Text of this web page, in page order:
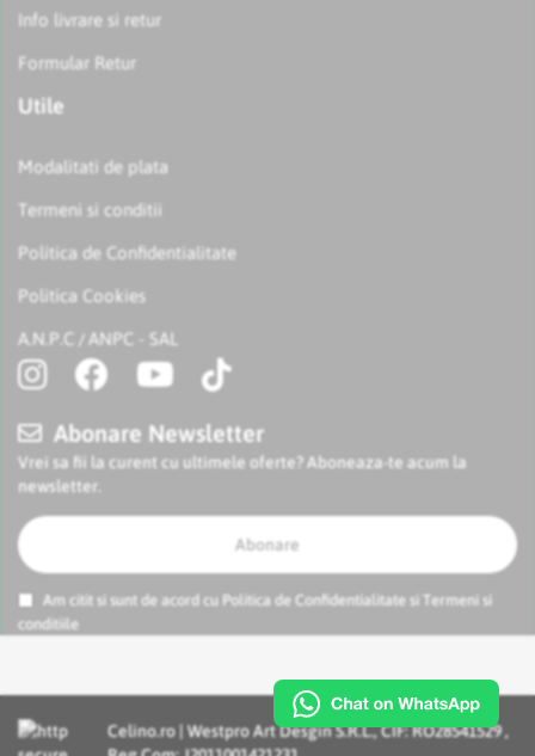
Info livrare si retur
Formular Retur
Utile
Modalitati de plata
Termeni si conditii
Politica de Confidentialitate
Politica Cookies
A.N.P.C / ANPC - SAL
Abonare Newsletter
Vrei sa fii la curent cu ultimele oferte? Aboneaza-te acum la
newsletter.
Abonare
Am citit si sunt de acord cu Politica de Confidentialitate si
Termeni si
conditiile
Celino.ro | Westpro Art Desgin S.R.L., CIF: RO28541529 ,